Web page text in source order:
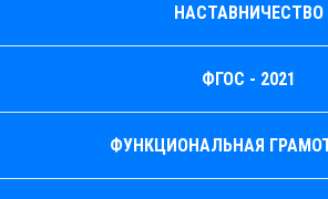
НАСТАВНИЧЕСТВО
ФГОС - 2021
ФУНКЦИОНАЛЬНАЯ